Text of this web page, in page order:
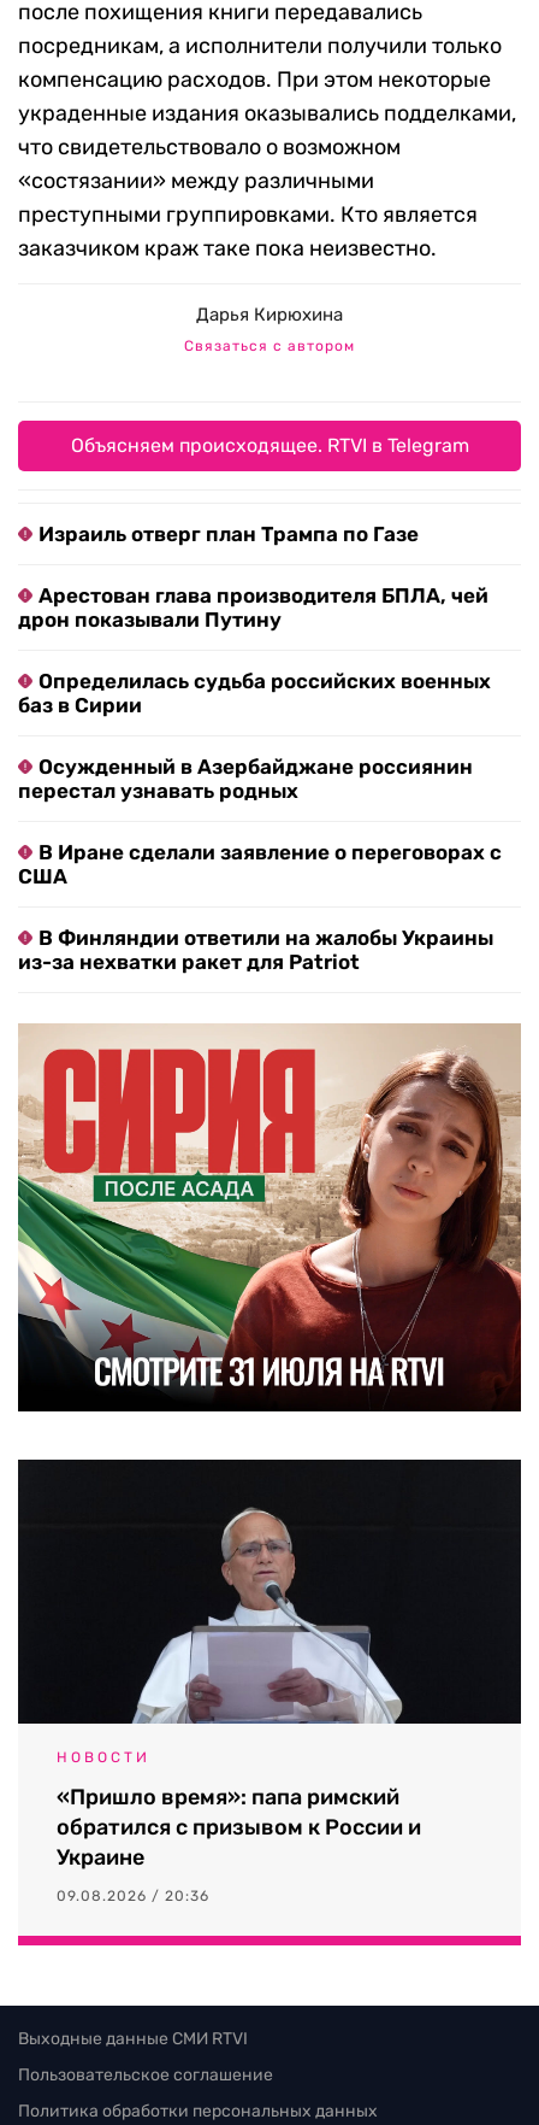
после похищения книги передавались
посредникам, а исполнители получили только
компенсацию расходов. При этом некоторые
украденные издания оказывались подделками,
что свидетельствовало о возможном
«состязании» между различными
преступными группировками. Кто является
заказчиком краж таке пока неизвестно.
Дарья Кирюхина
Связаться с автором
Объясняем происходящее. RTVI в Telegram
Израиль отверг план Трампа по Газе
Арестован глава производителя БПЛА, чей
дрон показывали Путину
Определилась судьба российских военных
баз в Сирии
Осужденный в Азербайджане россиянин
перестал узнавать родных
В Иране сделали заявление о переговорах с
США
В Финляндии ответили на жалобы Украины
из-за нехватки ракет для Patriot
НОВОСТИ
«Пришло время»: папа римский
обратился с призывом к России и
Украине
09.08.2026 / 20:36
Выходные данные СМИ RTVI
Пользовательское соглашение
Политика обработки персональных данных